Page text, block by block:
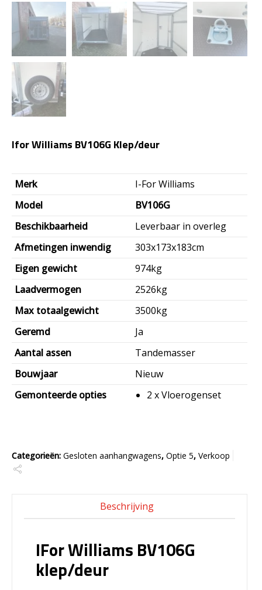
Ifor Williams BV106G Klep/deur
Merk
I-For Williams
Model
BV106G
Beschikbaarheid
Leverbaar in overleg
Afmetingen inwendig
303x173x183cm
Eigen gewicht
974kg
Laadvermogen
2526kg
Max totaalgewicht
3500kg
Geremd
Ja
Aantal assen
Tandemasser
Bouwjaar
Nieuw
Gemonteerde opties
2 x Vloerogenset
Categorieën: Gesloten aanhangwagens, Optie 5, Verkoop
Beschrijving
IFor Williams BV106G
klep/deur